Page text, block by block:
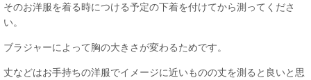
そのお洋服を着る時につける予定の下着を付けてから測ってくださ
い。
ブラジャーによって胸の大きさが変わるためです。
丈などはお手持ちの洋服でイメージに近いものの丈を測ると良いと思